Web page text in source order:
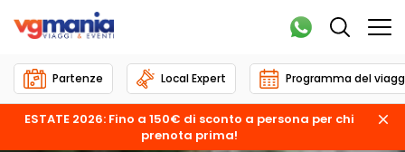
ESTATE 2026: Fino a 150€ di sconto a persona per chi
prenota prima!
Partenze Local Expert Programma del